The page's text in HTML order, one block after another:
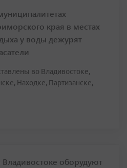
края в местах
у воды дежурят
во Владивостоке,
Находке, Партизанске,
Владивостоке оборудуют